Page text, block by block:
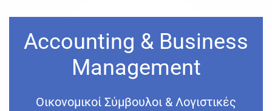
Accounting & Business
Management
Οικονομικοί Σύμβουλοι & Λογιστικές